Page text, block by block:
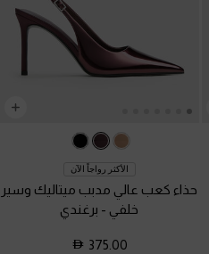
الأكثر رواجاً الآن
حذاء كعب عالي مدبب ميتاليك وسير
خلفي - برغندي
375.00